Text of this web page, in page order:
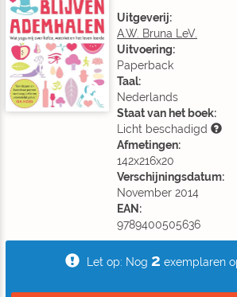
Uitgeverij:
A.W. Bruna LeV.
Uitvoering:
Paperback
Taal:
Nederlands
Staat van het boek:
Licht beschadigd
Afmetingen:
142x216x20
Verschijningsdatum:
November 2014
EAN:
9789400505636
Let op: Nog 2 exemplaren